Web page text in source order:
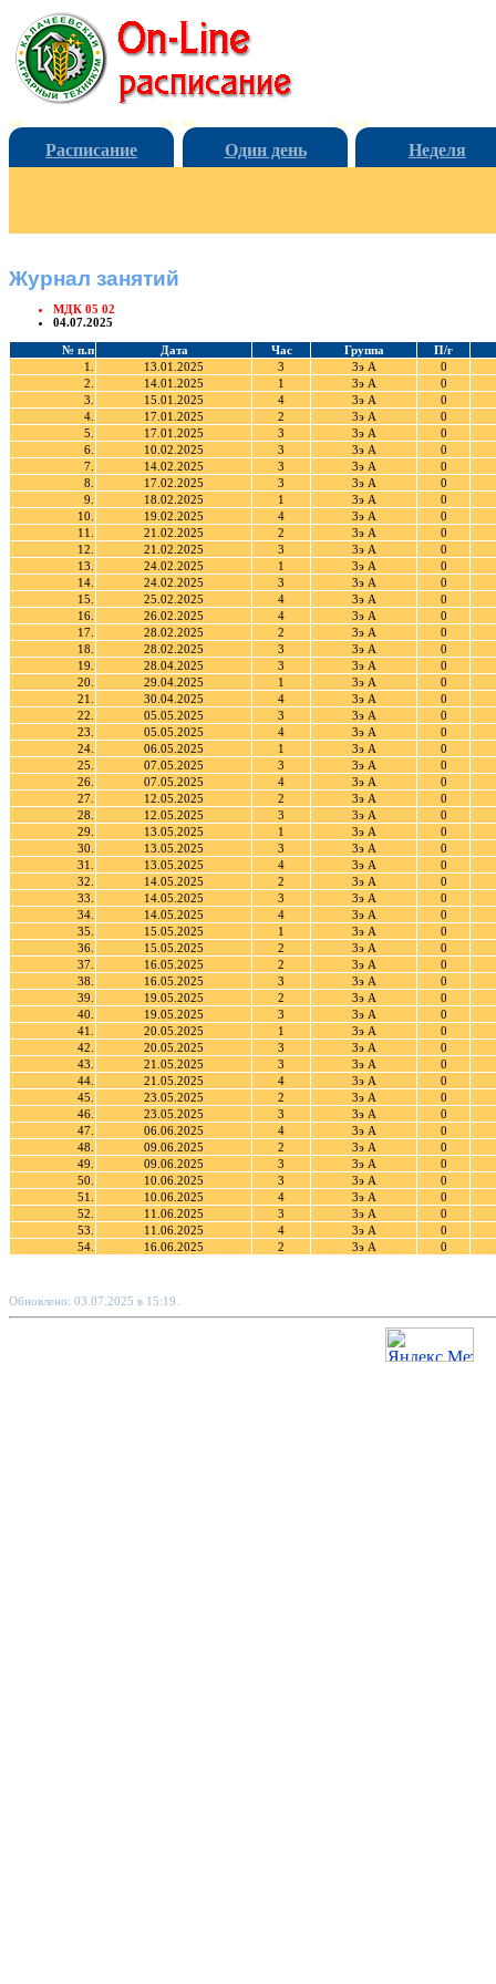
Расписание Один день Неделя
Журнал занятий
МДК 05 02
04.07.2025
№ п.п Дата Час Группа
П/г
1.
13.01.2025 3 3э А
0
2.
14.01.2025 1 3э А
0
3.
15.01.2025 4 3э А
0
4.
17.01.2025 2 3э А
0
5.
17.01.2025 3 3э А
0
6.
10.02.2025 3 3э А
0
7.
14.02.2025 3 3э А
0
8.
17.02.2025 3 3э А
0
9.
18.02.2025 1 3э А
0
10.
19.02.2025 4 3э А
0
11.
21.02.2025 2 3э А
0
12.
21.02.2025 3 3э А
0
13.
24.02.2025 1 3э А
0
14.
24.02.2025 3 3э А
0
15.
25.02.2025 4 3э А
0
16.
26.02.2025 4 3э А
0
17.
28.02.2025 2 3э А
0
18.
28.02.2025 3 3э А
0
19.
28.04.2025 3 3э А
0
20.
29.04.2025 1 3э А
0
21.
30.04.2025 4 3э А
0
22.
05.05.2025 3 3э А
0
23.
05.05.2025 4 3э А
0
24.
06.05.2025 1 3э А
0
25.
07.05.2025 3 3э А
0
26.
07.05.2025 4 3э А
0
27.
12.05.2025 2 3э А
0
28.
12.05.2025 3 3э А
0
29.
13.05.2025 1 3э А
0
30.
13.05.2025 3 3э А
0
31.
13.05.2025 4 3э А
0
32.
14.05.2025 2 3э А
0
33.
14.05.2025 3 3э А
0
34.
14.05.2025 4 3э А
0
35.
15.05.2025 1 3э А
0
36.
15.05.2025 2 3э А
0
37.
16.05.2025 2 3э А
0
38.
16.05.2025 3 3э А
0
39.
19.05.2025 2 3э А
0
40.
19.05.2025 3 3э А
0
41.
20.05.2025 1 3э А
0
42.
20.05.2025 3 3э А
0
43.
21.05.2025 3 3э А
0
44.
21.05.2025 4 3э А
0
45.
23.05.2025 2 3э А
0
46.
23.05.2025 3 3э А
0
47.
06.06.2025 4 3э А
0
48.
09.06.2025 2 3э А
0
49.
09.06.2025 3 3э А
0
50.
10.06.2025 3 3э А
0
51.
10.06.2025 4 3э А
0
52.
11.06.2025 3 3э А
0
53.
11.06.2025 4 3э А
0
54.
16.06.2025 2 3э А 0
Обновлено: 03.07.2025 в 15:19.